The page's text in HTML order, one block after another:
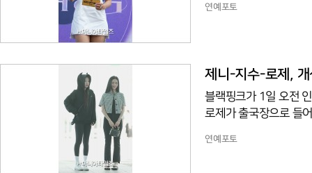
연예포토
제니-지수-로제,
블랙핑크가 1일 오전
로제가 출국장으로 들
연예포토